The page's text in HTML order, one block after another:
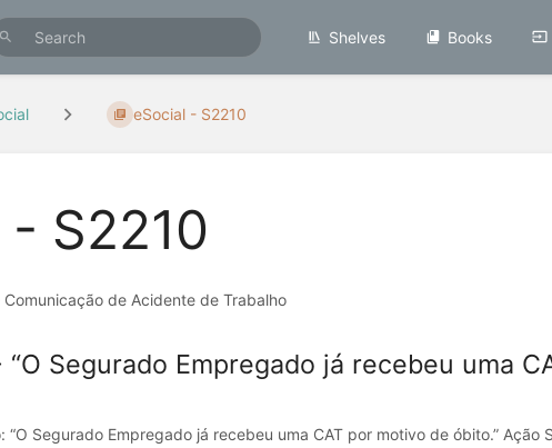
Shelves Books
eSocial - S2210
S2210
de Acidente de Trabalho
Segurado Empregado já recebeu uma
“O Segurado Empregado já recebeu uma CAT por motivo de óbito.” Ação